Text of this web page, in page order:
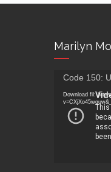
Marilyn
Videoafspiller
Code 150:
Download fil: